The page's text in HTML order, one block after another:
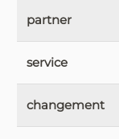
partner
service
changement